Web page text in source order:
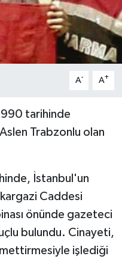
A- A+
tarihinde
Trabzonlu olan
İstanbul'un
Caddesi
önünde gazeteci
bulundu. Cinayeti,
işlediği